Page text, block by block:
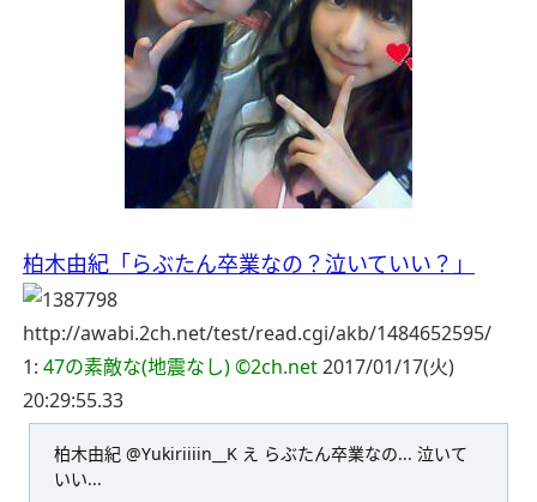
柏木由紀「らぶたん卒業なの？泣いていい？」
http://awabi.2ch.net/test/read.cgi/akb/1484652595/
1: 47の素敵な(地震なし) ©2ch.net2017/01/17(火)
20:29:55.33
柏木由紀 ‏@Yukiriiiin__K え らぶたん卒業なの... 泣いて
いい...